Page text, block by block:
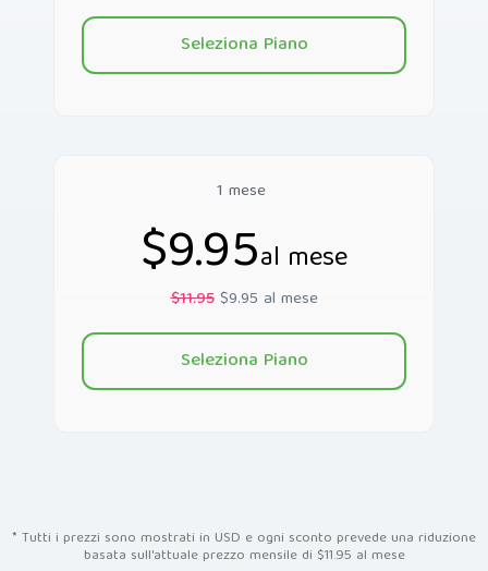
1 mese
$9.95al mese
$11.95$9.95 al mese
Seleziona Piano
Seleziona Piano
* Tutti i prezzi sono mostrati in USD e ogni sconto prevede una riduzione
basata sull'attuale prezzo mensile di $11.95 al mese